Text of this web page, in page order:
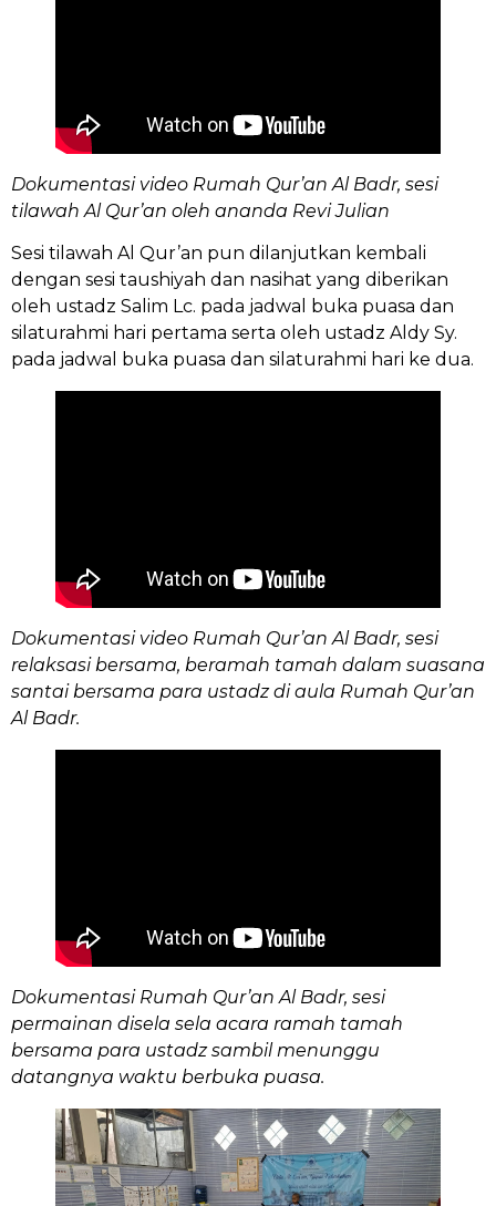
Dokumentasi video Rumah Qur’an Al Badr, sesi
tilawah Al Qur’an oleh ananda Revi Julian
Sesi tilawah Al Qur’an pun dilanjutkan kembali
dengan sesi taushiyah dan nasihat yang diberikan
oleh ustadz Salim Lc. pada jadwal buka puasa dan
silaturahmi hari pertama serta oleh ustadz Aldy Sy.
pada jadwal buka puasa dan silaturahmi hari ke dua.
Dokumentasi video Rumah Qur’an Al Badr, sesi
relaksasi bersama, beramah tamah dalam suasana
santai bersama para ustadz di aula Rumah Qur’an
Al Badr.
Dokumentasi Rumah Qur’an Al Badr, sesi
permainan disela sela acara ramah tamah
bersama para ustadz sambil menunggu
datangnya waktu berbuka puasa.